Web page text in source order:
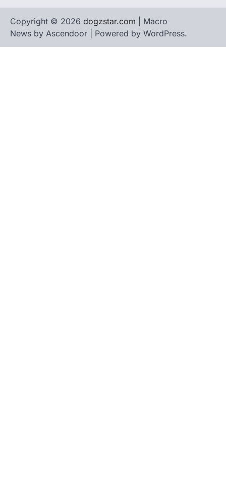
Copyright © 2026 dogzstar.com | Macro
News by Ascendoor | Powered by WordPress.